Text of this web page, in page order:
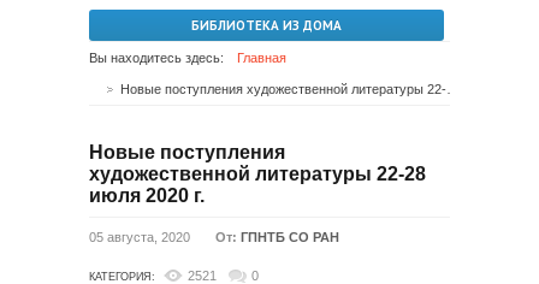
БИБЛИОТЕКА ИЗ ДОМА
Вы находитесь здесь: Главная
Новые поступления
художественной литературы 22-28
июля 2020 г.
05 августа, 2020 От: ГПНТБ СО РАН
КАТЕГОРИЯ: 2521 0